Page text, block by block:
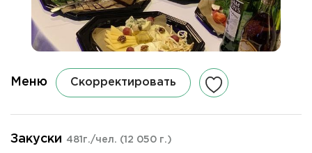
Меню Скорректировать
Закуски 481г./чел. (12 050 г.)